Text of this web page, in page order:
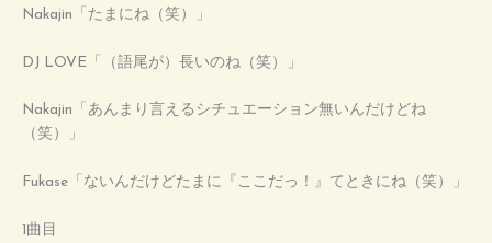
Nakajin「たまにね（笑）」
DJ LOVE「（語尾が）長いのね（笑）」
Nakajin「あんまり言えるシチュエーション無いんだけどね
（笑）」
Fukase「ないんだけどたまに『ここだっ！』てときにね（笑）」
1曲目